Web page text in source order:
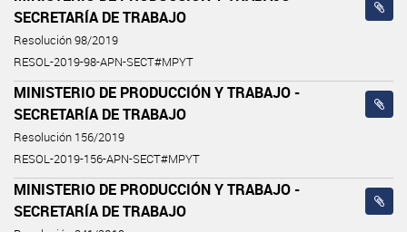
SECRETARÍA DE TRABAJO
Resolución 98/2019
RESOL-2019-98-APN-SECT#MPYT
MINISTERIO DE PRODUCCIÓN Y TRABAJO -
SECRETARÍA DE TRABAJO
Resolución 156/2019
RESOL-2019-156-APN-SECT#MPYT
MINISTERIO DE PRODUCCIÓN Y TRABAJO -
SECRETARÍA DE TRABAJO